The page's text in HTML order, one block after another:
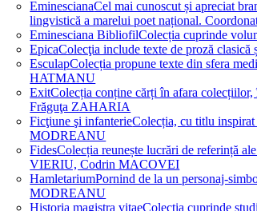
EminescianaCel mai cunoscut și apreciat
lingvistică a marelui poet național.
Eminesciana BibliofilColecția cuprinde
EpicaColecţia include texte de proză
EsculapColecția propune texte din sfera
HATMANU
ExitColecția conține cărți în afara
Frăguţa ZAHARIA
Ficţiune şi infanterieColecția, cu titlu
MODREANU
FidesColecția reunește lucrări de referință
VIERIU, Codrin MACOVEI
HamletariumPornind de la un personaj-
MODREANU
Historia magistra vitaeColecția cuprinde